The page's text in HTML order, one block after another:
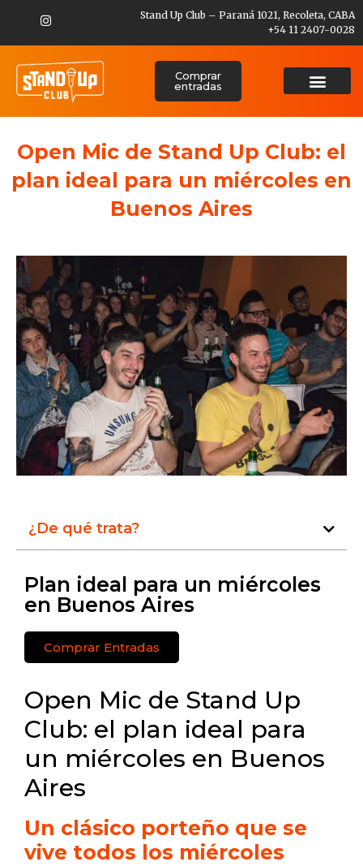
Stand Up Club – Paraná 1021, Recoleta, CABA
+54 11 2407-0028
Comprar
entradas
Open Mic de Stand Up Club: el
plan ideal para un miércoles en
Buenos Aires
¿De qué trata?
Plan ideal para un miércoles
en Buenos Aires
Comprar Entradas
Open Mic de Stand Up
Club: el plan ideal para
un miércoles en Buenos
Aires
Un clásico porteño que se
vive todos los miércoles